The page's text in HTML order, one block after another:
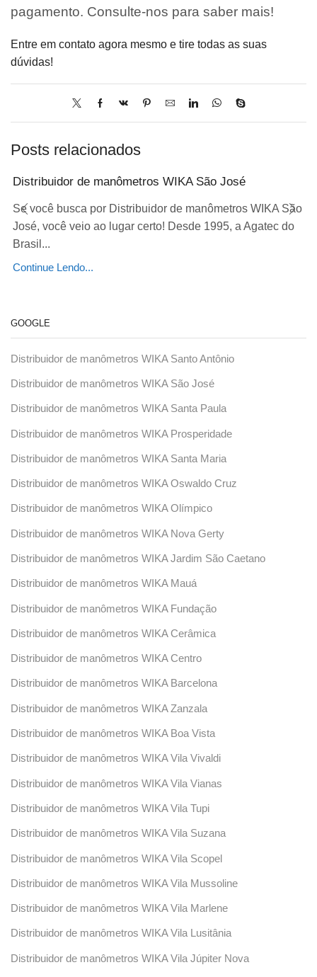
pagamento. Consulte-nos para saber mais!
Entre em contato agora mesmo e tire todas as suas
dúvidas!
Posts relacionados
Distribuidor de manômetros WIKA São José
Se você busca por Distribuidor de manômetros WIKA São
José, você veio ao lugar certo! Desde 1995, a Agatec do
Brasil...
Continue Lendo...
GOOGLE
Distribuidor de manômetros WIKA Santo Antônio
Distribuidor de manômetros WIKA São José
Distribuidor de manômetros WIKA Santa Paula
Distribuidor de manômetros WIKA Prosperidade
Distribuidor de manômetros WIKA Santa Maria
Distribuidor de manômetros WIKA Oswaldo Cruz
Distribuidor de manômetros WIKA Olímpico
Distribuidor de manômetros WIKA Nova Gerty
Distribuidor de manômetros WIKA Jardim São Caetano
Distribuidor de manômetros WIKA Mauá
Distribuidor de manômetros WIKA Fundação
Distribuidor de manômetros WIKA Cerâmica
Distribuidor de manômetros WIKA Centro
Distribuidor de manômetros WIKA Barcelona
Distribuidor de manômetros WIKA Zanzala
Distribuidor de manômetros WIKA Boa Vista
Distribuidor de manômetros WIKA Vila Vivaldi
Distribuidor de manômetros WIKA Vila Vianas
Distribuidor de manômetros WIKA Vila Tupi
Distribuidor de manômetros WIKA Vila Suzana
Distribuidor de manômetros WIKA Vila Scopel
Distribuidor de manômetros WIKA Vila Mussoline
Distribuidor de manômetros WIKA Vila Marlene
Distribuidor de manômetros WIKA Vila Lusitânia
Distribuidor de manômetros WIKA Vila Júpiter Nova